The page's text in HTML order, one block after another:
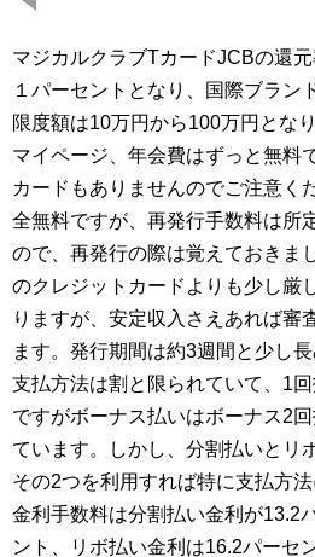
マジカルクラブTカードJCBの還
１パーセントとなり、国際ブラン
限度額は10万円から100万円とな
マイページ、年会費はずっと無料
カードもありませんのでご注意く
全無料ですが、再発行手数料は所
ので、再発行の際は覚えておきま
のクレジットカードよりも少し厳
りますが、安定収入さえあれば審
ます。発行期間は約3週間と少し長
支払方法は割と限られていて、1
ですがボーナス払いはボーナス2
ています。しかし、分割払いとリ
その2つを利用すれば特に支払方
金利手数料は分割払い金利が13.2
ント、リボ払い金利は16.2パーセ